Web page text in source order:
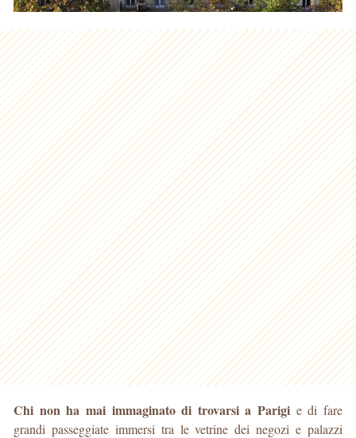
Chi non ha mai immaginato di trovarsi a Parigi e di fare
grandi passeggiate immersi tra le vetrine dei negozi e palazzi